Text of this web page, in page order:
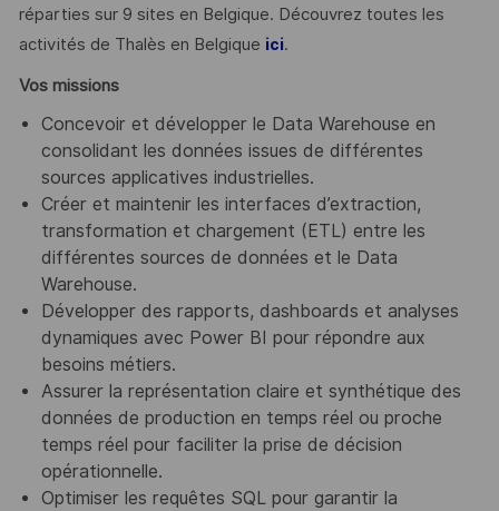
réparties sur 9 sites en Belgique. Découvrez toutes les
activités de Thalès en Belgique ici.
Vos missions
Concevoir et développer le Data Warehouse en
consolidant les données issues de différentes
sources applicatives industrielles.
Créer et maintenir les interfaces d’extraction,
transformation et chargement (ETL) entre les
différentes sources de données et le Data
Warehouse.
Développer des rapports, dashboards et analyses
dynamiques avec Power BI pour répondre aux
besoins métiers.
Assurer la représentation claire et synthétique des
données de production en temps réel ou proche
temps réel pour faciliter la prise de décision
opérationnelle.
Optimiser les requêtes SQL pour garantir la